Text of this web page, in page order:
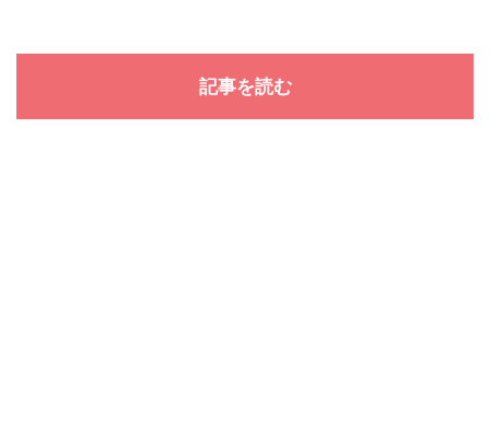
記事を読む